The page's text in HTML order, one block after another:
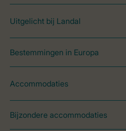
Uitgelicht bij Landal
Bestemmingen in Europa
Accommodaties
Bijzondere accommodaties